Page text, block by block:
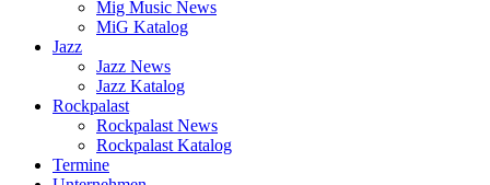
Mig Music News
MiG Katalog
Jazz
Jazz News
Jazz Katalog
Rockpalast
Rockpalast News
Rockpalast Katalog
Termine